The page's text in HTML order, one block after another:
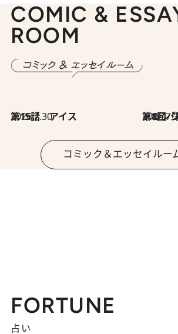
COMIC &
ROOM
2026.7.30
第15話 アイス 第8回「同人誌即売
コミック＆エッセイルー
FORTUNE
占い